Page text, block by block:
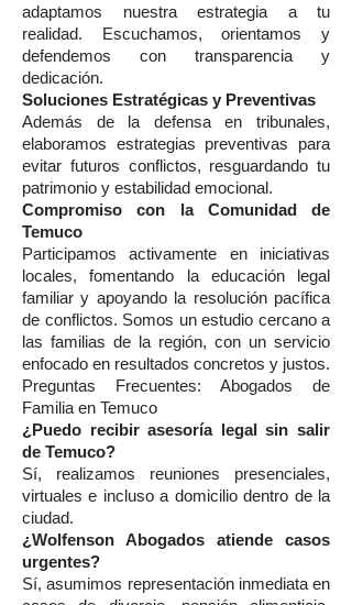
adaptamos nuestra estrategia a tu
realidad. Escuchamos, orientamos y
defendemos con transparencia y
dedicación.
Soluciones Estratégicas y Preventivas
Además de la defensa en tribunales,
elaboramos estrategias preventivas para
evitar futuros conflictos, resguardando tu
patrimonio y estabilidad emocional.
Compromiso con la Comunidad de
Temuco
Participamos activamente en iniciativas
locales, fomentando la educación legal
familiar y apoyando la resolución pacífica
de conflictos. Somos un estudio cercano a
las familias de la región, con un servicio
enfocado en resultados concretos y justos.
Preguntas Frecuentes: Abogados de
Familia en Temuco
¿Puedo recibir asesoría legal sin salir
de Temuco?
Sí, realizamos reuniones presenciales,
virtuales e incluso a domicilio dentro de la
ciudad.
¿Wolfenson Abogados atiende casos
urgentes?
Sí, asumimos representación inmediata en